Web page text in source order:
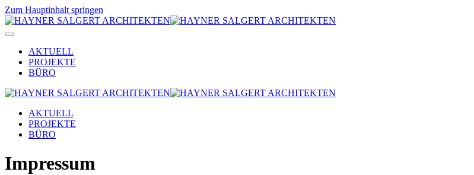
Zum Hauptinhalt springen
AKTUELL
PROJEKTE
BÜRO
AKTUELL
PROJEKTE
BÜRO
Impressum